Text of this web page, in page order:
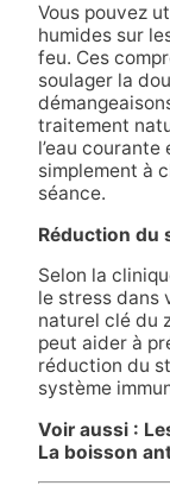
Vous pouvez
humides sur
feu. Ces
soulager la
traitement
l’eau
simplement à
séance.
Réduction du
Selon la
le stress dans
naturel clé du
peut aider à
réduction du
système
Voir aussi :
La boisson